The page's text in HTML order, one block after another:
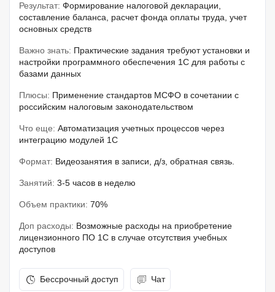
Результат: Формирование налоговой декларации,
составление баланса, расчет фонда оплаты труда, учет
основных средств
Важно знать: Практические задания требуют установки и
настройки программного обеспечения 1С для работы с
базами данных
Плюсы: Применение стандартов МСФО в сочетании с
российским налоговым законодательством
Что еще: Автоматизация учетных процессов через
интеграцию модулей 1С
Формат: Видеозанятия в записи, д/з, обратная связь.
Занятий: 3-5 часов в неделю
Объем практики: 70%
Доп расходы: Возможные расходы на приобретение
лицензионного ПО 1С в случае отсутствия учебных
доступов
Бессрочный доступ Чат